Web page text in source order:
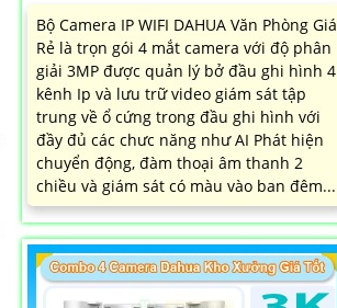
Bộ Camera IP WIFI DAHUA Văn Phòng Giá
Rẻ là trọn gói 4 mắt camera với độ phân
giải 3MP được quản lý bở đầu ghi hình 4
kênh Ip và lưu trữ video giám sát tập
trung về ổ cứng trong đầu ghi hình với
đầy đủ các chưc năng như AI Phát hiện
chuyển động, đàm thoại âm thanh 2
chiều và giám sát có màu vào ban đêm...